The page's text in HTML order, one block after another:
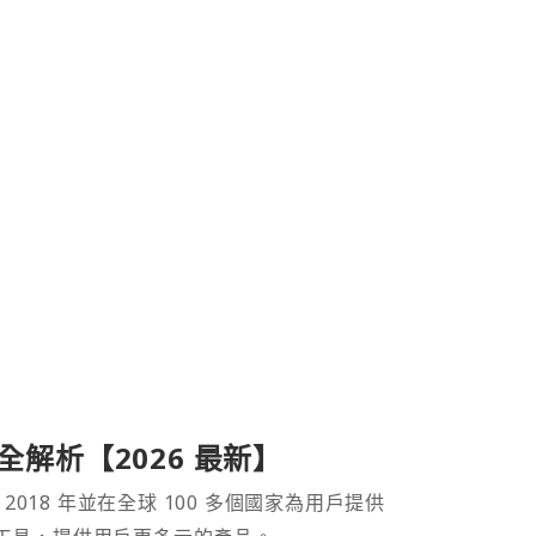
析【2026 最新】
年並在全球 100 多個國家為用戶提供